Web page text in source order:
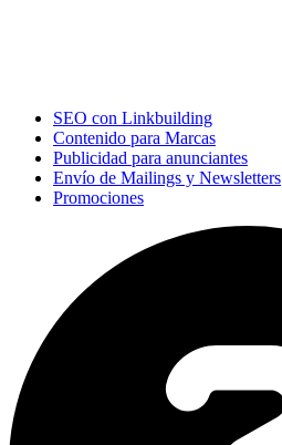
SEO con Linkbuilding
Contenido para Marcas
Publicidad para anunciantes
Envío de Mailings y Newsletters
Promociones